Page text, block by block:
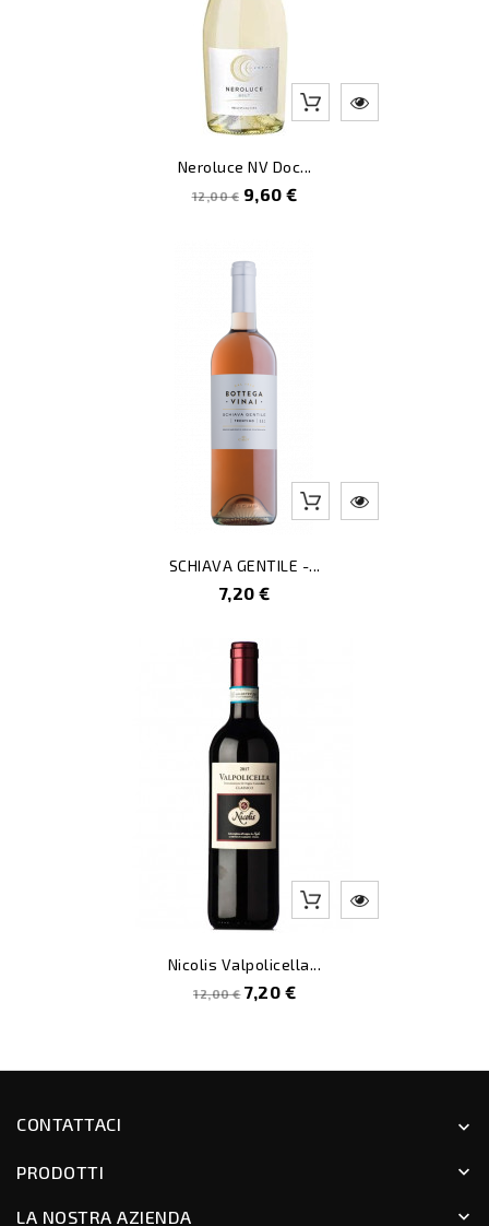
Neroluce NV Doc...
Prezzo
12,00 € Prezzo
9,60 €
SCHIAVA GENTILE -...
Prezzo
7,20 €
Nicolis Valpolicella...
Prezzo
12,00 € Prezzo
7,20 €
CONTATTACI keyboard_arrow_down
PRODOTTI keyboard_arrow_down
LA NOSTRA AZIENDA keyboard_arrow_down